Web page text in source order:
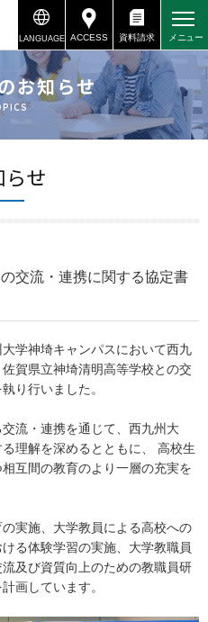
アクセス
メニュー
LANGUAGE 資料請求
ACCESS
お知らせ
らせ
交流・連携に関する協定書
学神埼キャンパスにおいて西九
賀県立神埼清明高等学校との交
り行いました。
流・連携を通じて、西九州大
理解を深めるとともに、 高校生
互間の教育のより一層の充実を
実施、大学教員による高校への
る体験学習の実施、大学教職員
及び資質向上のための教職員研
画しています。